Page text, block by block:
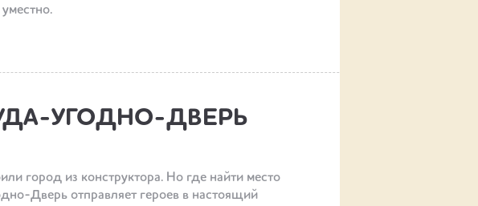
УГОДНО-ДВЕРЬ
город из конструктора. Но где найти место
Дверь отправляет героев в настоящий